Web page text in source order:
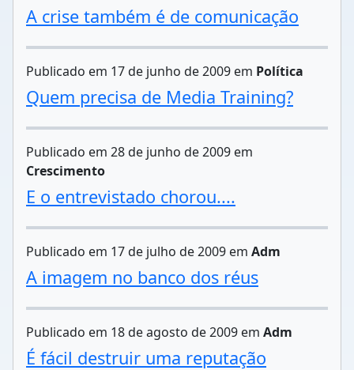
A crise também é de comunicação
Publicado em 17 de junho de 2009 em Política
Quem precisa de Media Training?
Publicado em 28 de junho de 2009 em
Crescimento
E o entrevistado chorou....
Publicado em 17 de julho de 2009 em Adm
A imagem no banco dos réus
Publicado em 18 de agosto de 2009 em Adm
É fácil destruir uma reputação